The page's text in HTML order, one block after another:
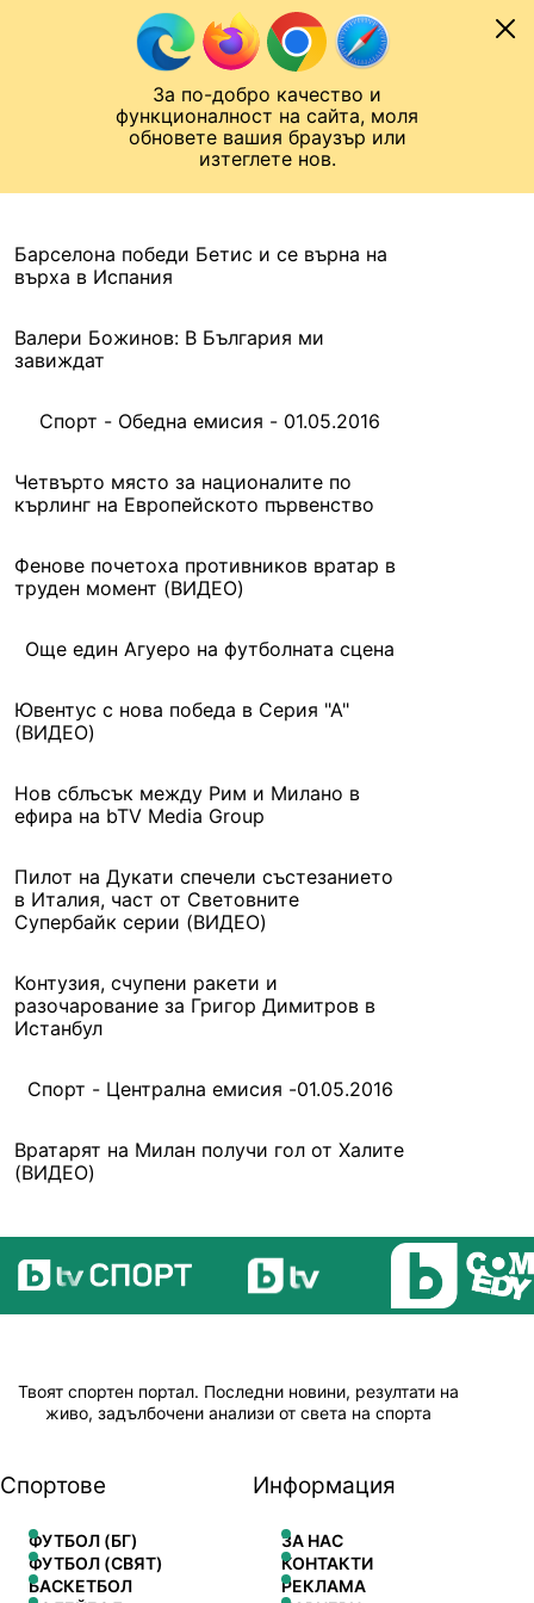
За по-добро качество и
функционалност на сайта, моля
обновете вашия браузър или
изтеглете нов.
Към съдържанието
Лига на Конференциите
Барселона победи Бетис и се върна на
върха в Испания
Валери Божинов: В България ми
завиждат
Спорт - Обедна емисия - 01.05.2016
Четвърто място за националите по
кърлинг на Европейското първенство
Фенове почетоха противников вратар в
труден момент (ВИДЕО)
Още един Агуеро на футболната сцена
Ювентус с нова победа в Серия "А"
(ВИДЕО)
Нов сблъсък между Рим и Милано в
ефира на bTV Media Group
Пилот на Дукати спечели състезанието
в Италия, част от Световните
Супербайк серии (ВИДЕО)
Контузия, счупени ракети и
разочарование за Григор Димитров в
Истанбул
Спорт - Централна емисия -01.05.2016
Вратарят на Милан получи гол от Халите
(ВИДЕО)
Твоят спортен портал. Последни новини, резултати на
живо, задълбочени анализи от света на спорта
Спортове
ФУТБОЛ (БГ)
ФУТБОЛ (СВЯТ)
БАСКЕТБОЛ
Информация
ЗА НАС
КОНТАКТИ
РЕКЛАМА